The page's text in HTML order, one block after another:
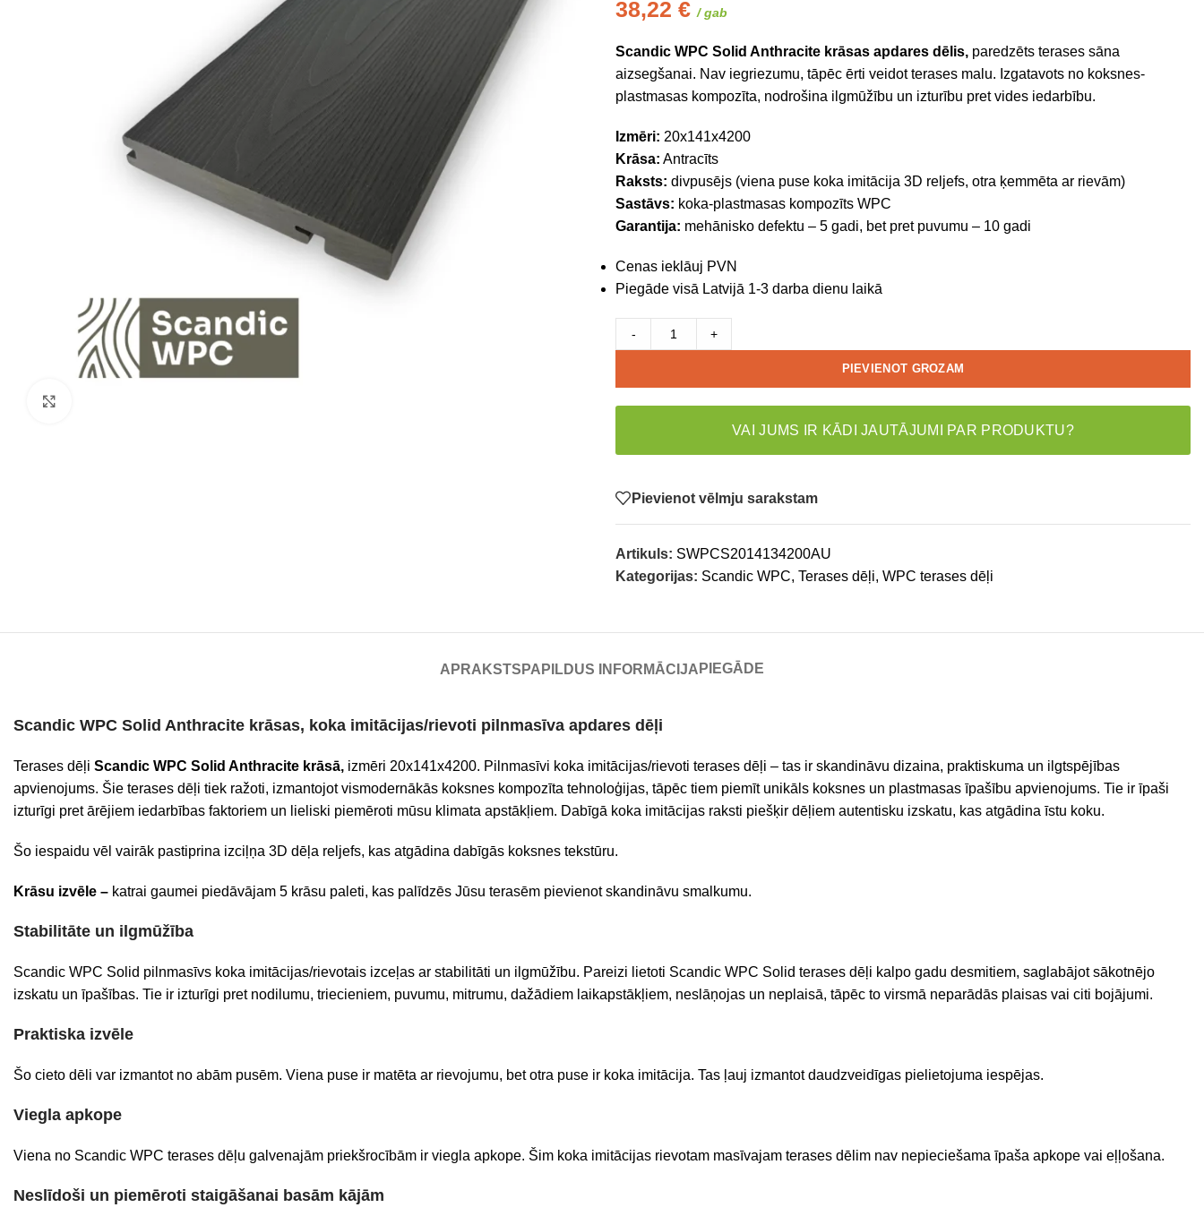
38,22 € / gab
Scandic WPC Solid Anthracite krāsas apdares dēlis, paredzēts terases sāna
aizsegšanai. Nav iegriezumu, tāpēc ērti veidot terases malu. Izgatavots no koksnes-
plastmasas kompozīta, nodrošina ilgmūžību un izturību pret vides iedarbību.
Izmēri: 20x141x4200
Krāsa: Antracīts
Raksts: divpusējs (viena puse koka imitācija 3D reljefs, otra ķemmēta ar rievām)
Sastāvs: koka-plastmasas kompozīts WPC
Garantija: mehānisko defektu – 5 gadi, bet pret puvumu – 10 gadi
Cenas ieklāuj PVN
Piegāde visā Latvijā 1-3 darba dienu laikā
- +
PIEVIENOT GROZAM
VAI JUMS IR KĀDI JAUTĀJUMI PAR PRODUKTU?
Pievienot vēlmju sarakstam
Artikuls: SWPCS2014134200AU
Kategorijas: Scandic WPC, Terases dēļi, WPC terases dēļi
APRAKSTS PAPILDUS INFORMĀCIJA PIEGĀDE
Scandic WPC Solid Anthracite krāsas, koka imitācijas/rievoti pilnmasīva apdares dēļi
Terases dēļi Scandic WPC Solid Anthracite krāsā, izmēri 20x141x4200. Pilnmasīvi koka imitācijas/rievoti terases dēļi – tas ir skandināvu dizaina, praktiskuma un ilgtspējības
apvienojums. Šie terases dēļi tiek ražoti, izmantojot vismodernākās koksnes kompozīta tehnoloģijas, tāpēc tiem piemīt unikāls koksnes un plastmasas īpašību apvienojums. Tie ir īpaši
izturīgi pret ārējiem iedarbības faktoriem un lieliski piemēroti mūsu klimata apstākļiem. Dabīgā koka imitācijas raksti piešķir dēļiem autentisku izskatu, kas atgādina īstu koku.
Šo iespaidu vēl vairāk pastiprina izciļņa 3D dēļa reljefs, kas atgādina dabīgās koksnes tekstūru.
Krāsu izvēle – katrai gaumei piedāvājam 5 krāsu paleti, kas palīdzēs Jūsu terasēm pievienot skandināvu smalkumu.
Stabilitāte un ilgmūžība
Scandic WPC Solid pilnmasīvs koka imitācijas/rievotais izceļas ar stabilitāti un ilgmūžību. Pareizi lietoti Scandic WPC Solid terases dēļi kalpo gadu desmitiem, saglabājot sākotnējo
izskatu un īpašības. Tie ir izturīgi pret nodilumu, triecieniem, puvumu, mitrumu, dažādiem laikapstākļiem, neslāņojas un neplaisā, tāpēc to virsmā neparādās plaisas vai citi bojājumi.
Praktiska izvēle
Šo cieto dēli var izmantot no abām pusēm. Viena puse ir matēta ar rievojumu, bet otra puse ir koka imitācija. Tas ļauj izmantot daudzveidīgas pielietojuma iespējas.
Viegla apkope
Viena no Scandic WPC terases dēļu galvenajām priekšrocībām ir viegla apkope. Šim koka imitācijas rievotam masīvajam terases dēlim nav nepieciešama īpaša apkope vai eļļošana.
Neslīdoši un piemēroti staigāšanai basām kājām